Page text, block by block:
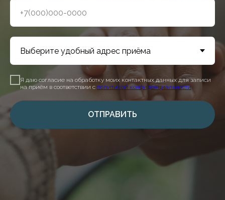
Я даю согласие на обработку моих контактных данных для записи
на приём в соответствии с политикой конфиденциальности
ОТПРАВИТЬ